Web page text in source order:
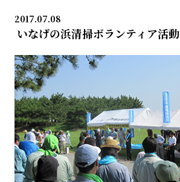
2017.07.08
いなげの浜清掃ボランティア活動